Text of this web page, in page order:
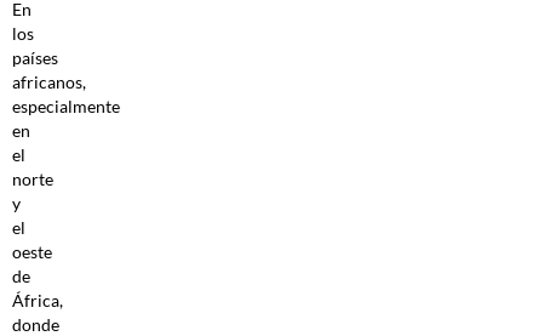
En
los
países
africanos,
especialmente
en
el
norte
y
el
oeste
de
África,
donde